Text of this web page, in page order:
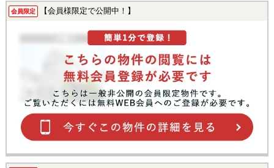
会員限定 【会員様限定で公開中！】